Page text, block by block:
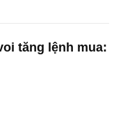
tăng lệnh mua: